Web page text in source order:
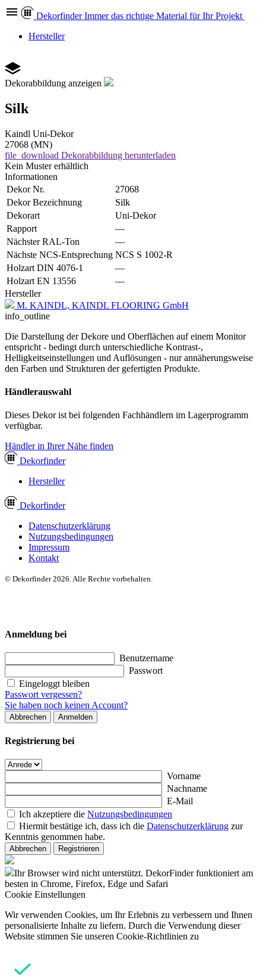
Dekorfinder Immer das richtige Material für Ihr Projekt
Hersteller
Dekorabbildung anzeigen
Silk
Kaindl Uni-Dekor
27068 (MN)
file_download Dekorabbildung herunterladen
Kein Muster erhältlich
Informationen
Dekor Nr.
27068
Dekor Bezeichnung
Silk
Dekorart
Uni-Dekor
Rapport
—
Nächster RAL-Ton
—
Nächste NCS-Entsprechung NCS S 1002-R
Holzart DIN 4076-1
—
Holzart EN 13556
—
Hersteller
M. KAINDL, KAINDL FLOORING GmbH
info_outline
Die Darstellung der Dekore und Oberflächen auf einem Monitor
entspricht - bedingt durch unterschiedliche Kontrast-,
Helligkeitseinstellungen und Auflösungen - nur annäherungsweise
den Farben und Strukturen der gefertigten Produkte.
Händlerauswahl
Dieses Dekor ist bei folgenden Fachhändlern im Lagerprogramm
verfügbar.
Händler in Ihrer Nähe finden
Dekorfinder
Hersteller
Dekorfinder
Datenschutzerklärung
Nutzungsbedingungen
Impressum
Kontakt
© Dekorfinder 2026. Alle Rechte vorbehalten.
Anmeldung bei
Benutzername
Passwort
Eingeloggt bleiben
Passwort vergessen?
Sie haben noch keinen Account?
Abbrechen Anmelden
Registrierung bei
Vorname
Nachname
E-Mail
Ich akzeptiere die Nutzungsbedingungen
Hiermit bestätige ich, dass ich die Datenschutzerklärung zur
Kenntnis genommen habe.
Abbrechen Registrieren
Ihr Browser wird nicht unterstützt. DekorFinder funktioniert am
besten in Chrome, Firefox, Edge und Safari
Cookie Einstellungen
Wir verwenden Cookies, um Ihr Erlebnis zu verbessern und Ihnen
personalisierte Inhalte zu liefern. Durch die Verwendung dieser
Website stimmen Sie unseren Cookie-Richtlinien zu